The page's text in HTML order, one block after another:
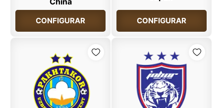
CONFIGURAR CONFIGURAR